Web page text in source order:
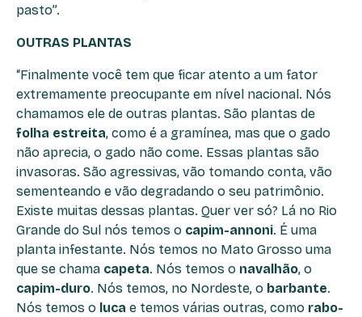
pasto”.
OUTRAS PLANTAS
“Finalmente você tem que ficar atento a um fator
extremamente preocupante em nível nacional. Nós
chamamos ele de outras plantas. São plantas de
folha estreita, como é a gramínea, mas que o gado
não aprecia, o gado não come. Essas plantas são
invasoras. São agressivas, vão tomando conta, vão
sementeando e vão degradando o seu patrimônio.
Existe muitas dessas plantas. Quer ver só? Lá no Rio
Grande do Sul nós temos o capim-annoni. É uma
planta infestante. Nós temos no Mato Grosso uma
que se chama capeta. Nós temos o navalhão, o
capim-duro. Nós temos, no Nordeste, o barbante.
Nós temos o luca e temos várias outras, como rabo-